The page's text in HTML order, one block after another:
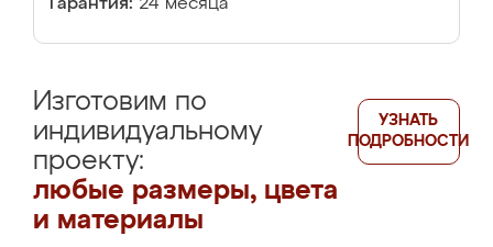
Гарантия: 24 месяца
Изготовим по
индивидуальному
проекту:
любые размеры, цвета
и материалы
УЗНАТЬ
ПОДРОБНОСТИ